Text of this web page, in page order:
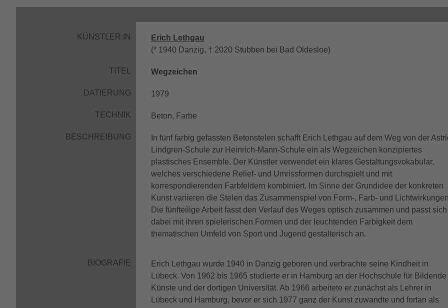
KÜNSTLER:IN
Erich Lethgau
(* 1940 Danzig, † 2020 Stubben bei Bad Oldesloe)
TITEL Wegzeichen
DATIERUNG 1979
TECHNIK Beton, Farbe
BESCHREIBUNG
In fünf farbig gefassten Betonstelen schafft Erich Lethgau auf dem Weg von der
Lindgren-Schule zur Heinrich-Mann-Schule ein als Wegzeichen konzipiertes
plastisches Ensemble. Der Künstler verwendet ein klares Gestaltungsvokabular,
welches verschiedene Relief- und Umrissformen durchspielt und mit
korrespondierenden Farbfeldern kombiniert. Im Sinne der Grundidee der konkreten
Kunst variieren die Stelen das Zusammenspiel von Form-, Farb- und
Die fünfteilige Arbeit fasst den Verlauf des Weges optisch zusammen und passt sich
dabei mit ihren spielerischen Formen und der leuchtenden Farbigkeit dem
thematischen Umfeld von Sport und Jugend gestalterisch an.
BIOGRAFIE
Erich Lethgau wurde 1940 in Danzig geboren und verbrachte seine Kindheit in
Lübeck. Von 1962 bis 1965 studierte er in Hamburg an der Hochschule für Bildende
Künste und der dortigen Universität. Ab 1966 arbeitete er zunächst als Lehrer in
Lübeck und Hamburg, bevor er sich 1977 ganz der Kunst zuwandte und fortan als